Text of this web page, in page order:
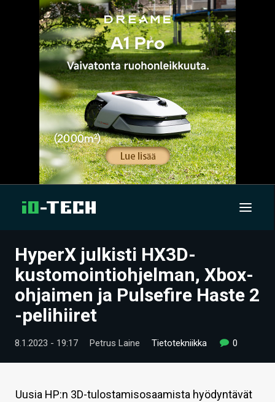
UUTISET
ARTIKKELIT
VIDEOT
TECHBBS
HINTA.FI
HyperX julkisti HX3D-
kustomointiohjelman, Xbox-
ohjaimen ja Pulsefire Haste 2
-pelihiiret
8.1.2023 - 19:17 Petrus Laine Tietotekniikka 0
Uusia HP:n 3D-tulostamisosaamista hyödyntävät